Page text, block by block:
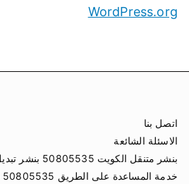
WordPress.org
اتصل بنا
الاسئلة الشائعة
بنشر متنقل الكويت 50805535 بنشر تبديل تواير وبطاريات سيارات